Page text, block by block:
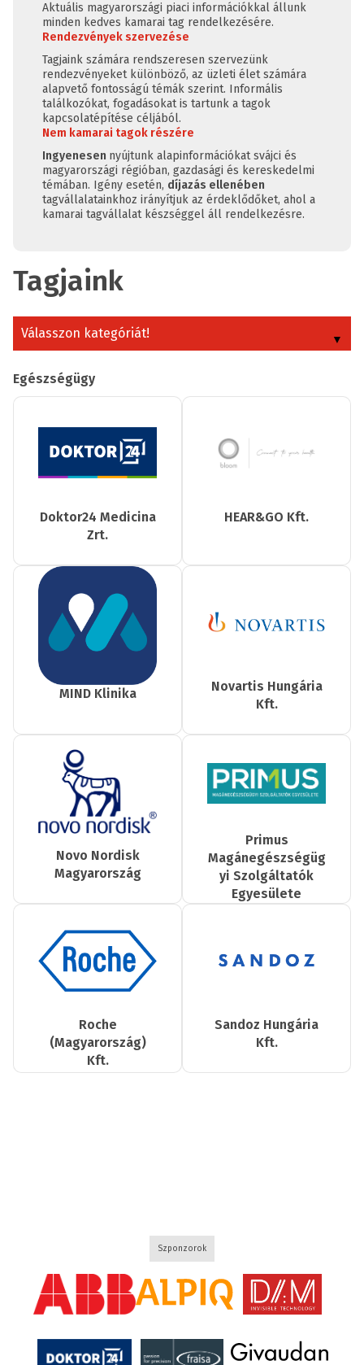
Aktuális magyarországi piaci információkkal állunk
minden kedves kamarai tag rendelkezésére.
Rendezvények szervezése
Tagjaink számára rendszeresen szervezünk
rendezvényeket különböző, az üzleti élet számára
alapvető fontosságú témák szerint. Informális
találkozókat, fogadásokat is tartunk a tagok
kapcsolatépítése céljából.
Nem kamarai tagok részére
Ingyenesen nyújtunk alapinformációkat svájci és
magyarországi régióban, gazdasági és kereskedelmi
témában. Igény esetén, díjazás ellenében
tagvállalatainkhoz irányítjuk az érdeklődőket, ahol a
kamarai tagvállalat készséggel áll rendelkezésre.
Tagjaink
Válasszon kategóriát!
Egészségügy
Doktor24 Medicina
Zrt.
HEAR&GO Kft.
MIND Klinika
Novartis Hungária
Kft.
Novo Nordisk
Magyarország
Primus
Magánegészségüg
yi Szolgáltatók
Egyesülete
Roche
(Magyarország)
Kft.
Sandoz Hungária
Kft.
Szponzorok